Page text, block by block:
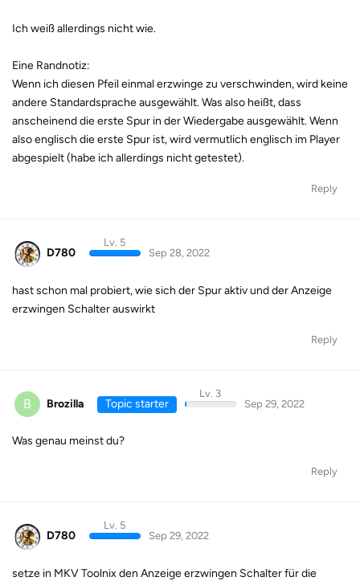
Ich weiß allerdings nicht wie.
Eine Randnotiz:
Wenn ich diesen Pfeil einmal erzwinge zu verschwinden, wird keine
andere Standardsprache ausgewählt. Was also heißt, dass
anscheinend die erste Spur in der Wiedergabe ausgewählt. Wenn
also englisch die erste Spur ist, wird vermutlich englisch im Player
abgespielt (habe ich allerdings nicht getestet).
Reply
D780
Lv. 5
Sep 28, 2022
hast schon mal probiert, wie sich der Spur aktiv und der Anzeige
erzwingen Schalter auswirkt
Reply
B Brozilla Topic starter
Lv. 3
Sep 29, 2022
Was genau meinst du?
Reply
D780
Lv. 5
Sep 29, 2022
setze in MKV Toolnix den Anzeige erzwingen Schalter für die